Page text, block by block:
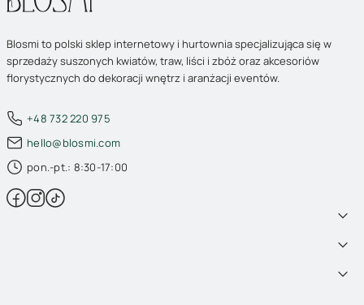
Blosmi to polski sklep internetowy i hurtownia specjalizująca się w
sprzedaży suszonych kwiatów, traw, liści i zbóż oraz akcesoriów
florystycznych do dekoracji wnętrz i aranżacji eventów.
+48 732 220 975
hello@blosmi.com
pon.-pt.: 8:30-17:00